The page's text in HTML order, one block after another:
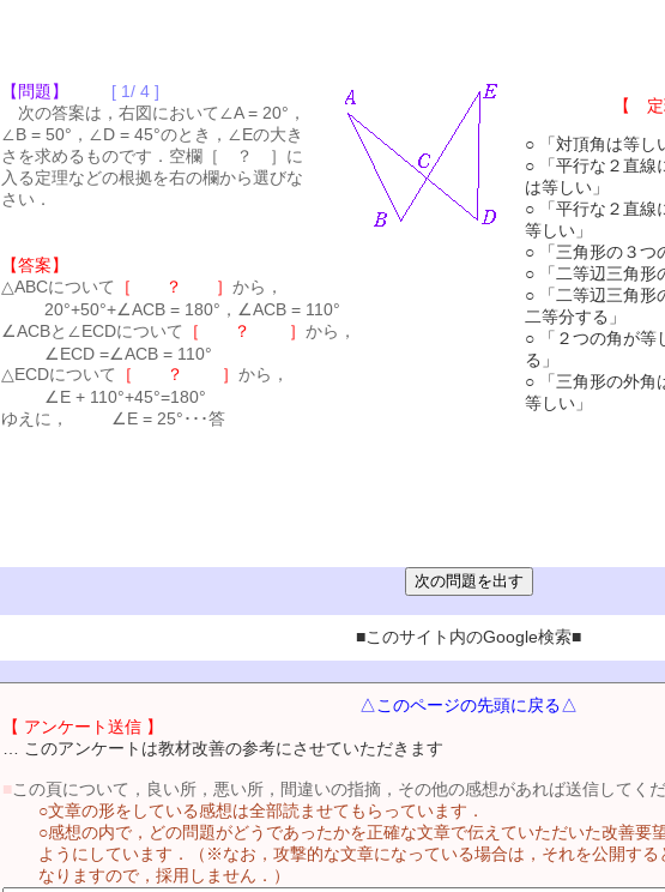
【問題】
[ 1/ 4 ]
次の答案は，右図において∠A = 20°，
∠B = 50°，∠D = 45°のとき，∠Eの大き
さを求めるものです．空欄［ ？ ］に
入る定理などの根拠を右の欄から選びな
さい．
【
○ 「対頂角は等し
○ 「平行な２直線
は等しい」
○ 「平行な２直線
等しい」
○ 「三角形の３つ
○ 「二等辺三角形
○ 「二等辺三角形
二等分する」
○ 「２つの角が等
る」
○ 「三角形の外角
等しい」
【答案】
△ABCについて
［ ？ ］ から，
20°+50°+∠ACB = 180°，∠ACB = 110°
∠ACBと∠ECDについて
［ ？ ］ から，
∠ECD =∠ACB = 110°
△ECDについて
［ ？ ］ から，
∠E + 110°+45°=180°
ゆえに，
∠E = 25°･･･答
■このサイト内のGoogle検索■
△このページの先頭に戻る△
【 アンケート送信 】
… このアンケートは教材改善の参考にさせていただきます
■この頁について，良い所，悪い所，間違いの指摘，その他の感想があれば送信してくだ
○文章の形をしている感想は全部読ませてもらっています．
○感想の内で，どの問題がどうであったかを正確な文章で伝えていただいた改善要
ようにしています．（※なお，攻撃的な文章になっている場合は，それを公開す
なりますので，採用しません．）